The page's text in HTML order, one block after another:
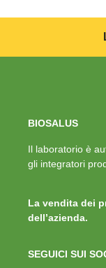
BIOSALUS
Il laboratorio è
gli integratori
La vendita dei
dell’azienda.
SEGUICI SUI